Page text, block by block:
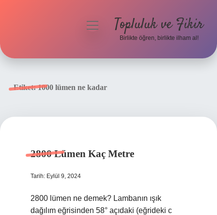
menüyüTopluluk ve Fikir
Birlikte öğren, birlikte ilham al!
Etiket:1000 lümen ne kadar
2800 Lümen Kaç Metre
Tarih: Eylül 9, 2024
2800 lümen ne demek? Lambanın ışık
dağılım eğrisinden 58° açıdaki (eğrideki c